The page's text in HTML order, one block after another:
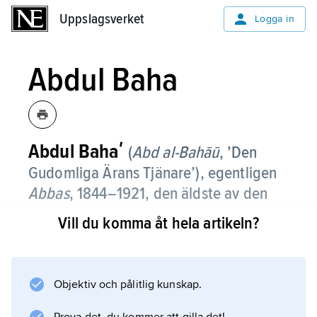
Uppslagsverket Logga in
Abdul Baha
Abdul Bahaʹ (Abd al-Bahāū, ’Den
Gudomliga Ärans Tjänare’), egentligen
Abbas,1844–1921, den äldste av den
persiske religionsstiftaren
Bahaullahs söner.
dennes resor och i exilen, varför han i
Vill du komma åt hela artikeln?
Objektiv och pålitlig kunskap.